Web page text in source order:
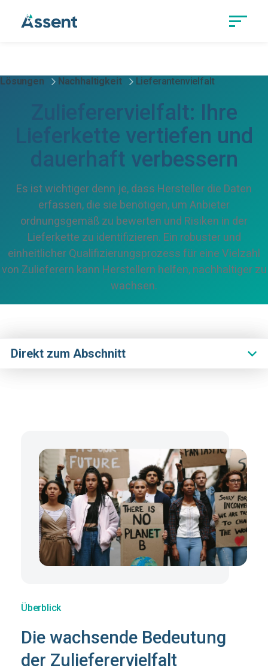
Lösungen Nachhaltigkeit Lieferantenvielfalt
Zulieferervielfalt: Ihre
Lieferkette vertiefen und
dauerhaft verbessern
Es ist wichtiger denn je, dass Hersteller die Daten
erfassen, die sie benötigen, um Anbieter
ordnungsgemäß zu bewerten und Risiken in der
Lieferkette zu identifizieren. Ein robuster und
einheitlicher Qualifizierungsprozess für eine Vielzahl
von Zulieferern kann Herstellern helfen, nachhaltiger zu
wachsen.
Direkt zum Abschnitt
Fallstudie
Funktionen
Die Vorzüge von Assent
Ressourcen
Überblick
Die wachsende Bedeutung
der Zulieferervielfalt